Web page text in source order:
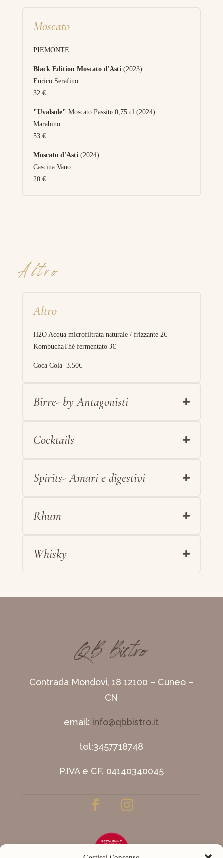
Moscato
PIEMONTE
Black Edition Moscato d'Asti (2023)
Enrico Serafino
32 €
"Uvalsole" Moscato Passito 0,75 cl (2024)
Marabino
53 €
Moscato d'Asti (2024)
Cascina Vano
20 €
Altro
Altro
H2O Acqua microfiltrata naturale / frizzante 2€
KombuchaThè fermentato 3€
Coca Cola 3.50€
Birre- by Antagonisti
Cocktails
Spirits- Amari e digestivi
Rhum
Whisky
QB Bistro
Contrada Mondovì, 18 12100 – Cuneo –
CN
email: info@qbbistro.it
tel:3457718748
P.IVA e CF. 04140340045